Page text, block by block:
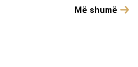
Më shumë